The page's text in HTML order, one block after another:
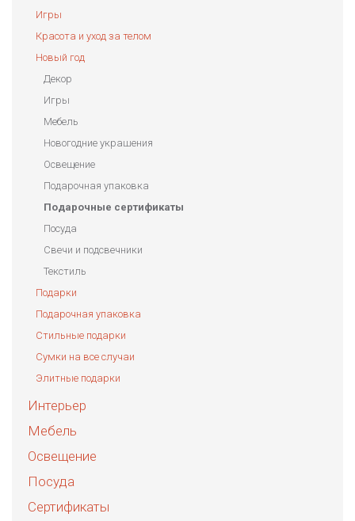
Игры
Красота и уход за телом
Новый год
Декор
Игры
Мебель
Новогодние украшения
Освещение
Подарочная упаковка
Подарочные сертификаты
Посуда
Свечи и подсвечники
Текстиль
Подарки
Подарочная упаковка
Стильные подарки
Сумки на все случаи
Элитные подарки
Интерьер
Мебель
Освещение
Посуда
Сертификаты